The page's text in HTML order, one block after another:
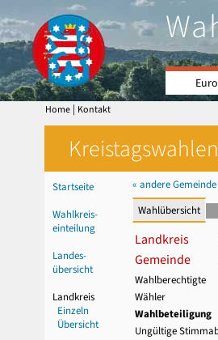
Home | Kontakt
Startseite
Wahlkreis-
einteilung
Landes-
übersicht
Landkreis
Einzeln
Übersicht
« andere Gemeinde
Wahlübersicht
Landkreis
Gemeinde
Wahlberechtigte
Wähler
Wahlbeteiligung
Ungültige